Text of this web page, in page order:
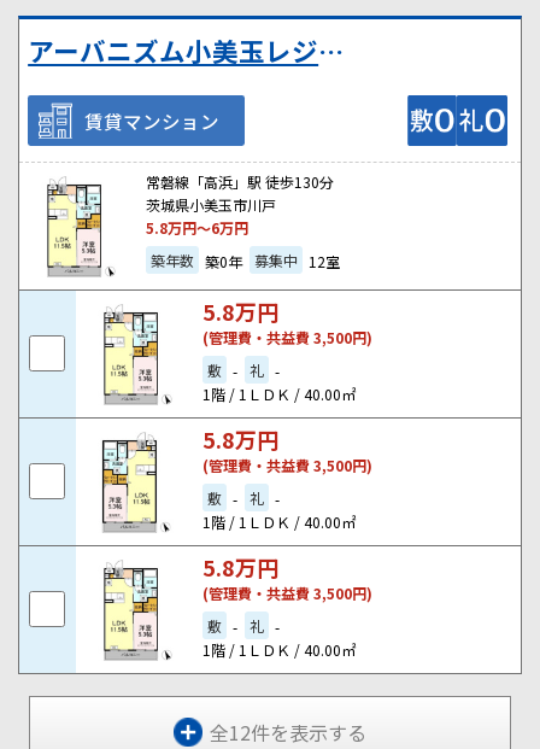
アーバニズム小美玉レジデンス
賃貸マンション
常磐線「高浜」駅 徒歩130分
茨城県小美玉市川戸
5.8万円～6万円
築年数 築0年 募集中 12室
5.8万円
(管理費・共益費 3,500円)
敷 - 礼 -
1階 / 1ＬＤＫ / 40.00㎡
5.8万円
(管理費・共益費 3,500円)
敷 - 礼 -
1階 / 1ＬＤＫ / 40.00㎡
5.8万円
(管理費・共益費 3,500円)
敷 - 礼 -
1階 / 1ＬＤＫ / 40.00㎡
全12件を表示する